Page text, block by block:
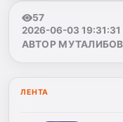
57
2026-06-03 19:31:31
АВТОР
ЛЕНТА